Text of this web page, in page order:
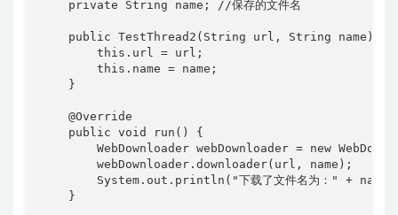
    private String name; //保存的文件名
    public TestThread2(String url, String name) {
        this.url = url;
        this.name = name;
    }
    @Override
    public void run() {
WebDownloader webDownloader = new
        webDownloader.downloader(url, name);
System.out.println("下载了文件名为：" +
    }